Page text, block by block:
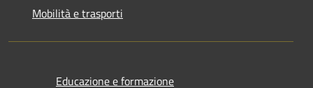
Mobilità e trasporti
Educazione e formazione
Informazioni sui cookie
Questo sito web utilizza cookie tecnici e assimilati strettamente
informazioni statistiche, aggregate e anonime.